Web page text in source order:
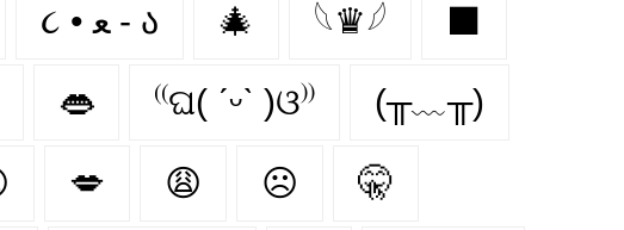
૮ • ﻌ - ა 🎄 𓆩♛𓆪
👄 ⁽⁽ଘ( ˊᵕˋ )ଓ⁾⁾ (╥﹏╥)
💋 😩 ☹ 🤫